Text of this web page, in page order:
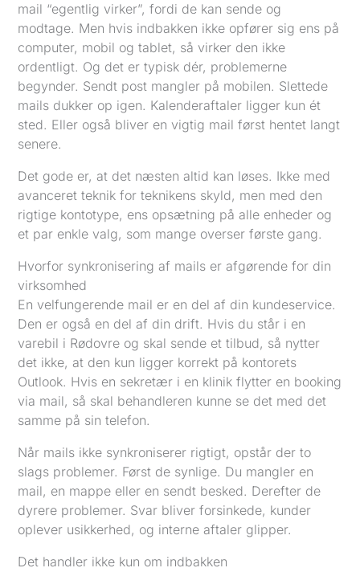
mail “egentlig virker”, fordi de kan sende og
modtage. Men hvis indbakken ikke opfører sig ens på
computer, mobil og tablet, så virker den ikke
ordentligt. Og det er typisk dér, problemerne
begynder. Sendt post mangler på mobilen. Slettede
mails dukker op igen. Kalenderaftaler ligger kun ét
sted. Eller også bliver en vigtig mail først hentet langt
senere.
Det gode er, at det næsten altid kan løses. Ikke med
avanceret teknik for teknikens skyld, men med den
rigtige kontotype, ens opsætning på alle enheder og
et par enkle valg, som mange overser første gang.
Hvorfor synkronisering af mails er afgørende for din
virksomhed
En velfungerende mail er en del af din kundeservice.
Den er også en del af din drift. Hvis du står i en
varebil i Rødovre og skal sende et tilbud, så nytter
det ikke, at den kun ligger korrekt på kontorets
Outlook. Hvis en sekretær i en klinik flytter en booking
via mail, så skal behandleren kunne se det med det
samme på sin telefon.
Når mails ikke synkroniserer rigtigt, opstår der to
slags problemer. Først de synlige. Du mangler en
mail, en mappe eller en sendt besked. Derefter de
dyrere problemer. Svar bliver forsinkede, kunder
oplever usikkerhed, og interne aftaler glipper.
Det handler ikke kun om indbakken